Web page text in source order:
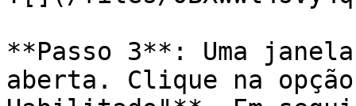
**Passo 3**: Uma
aberta. Clique na